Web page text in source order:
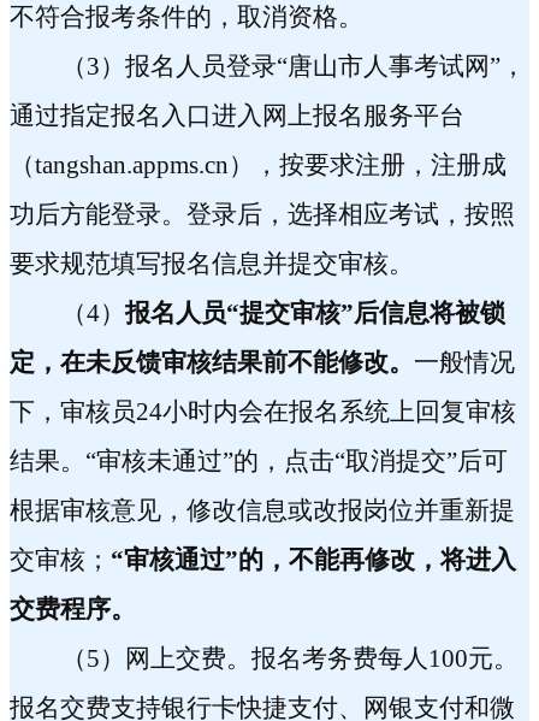
不符合报考条件的，取消资格。
（3）报名人员登录“唐山市人事考试网”，
通过指定报名入口进入网上报名服务平台
（tangshan.appms.cn），按要求注册，注册成
功后方能登录。登录后，选择相应考试，按照
要求规范填写报名信息并提交审核。
（4）报名人员“提交审核”后信息将被锁
定，在未反馈审核结果前不能修改。 一般情况
下，审核员24小时内会在报名系统上回复审核
结果。 “审核未通过”的，点击“取消提交”后可
根据审核意见，修改信息或改报岗位并重新提
交审核； “审核通过”的，不能再修改，将进入
交费程序。
（5）网上交费。报名考务费每人 100元。
报名交费支持银行卡快捷支付、网银支付和微